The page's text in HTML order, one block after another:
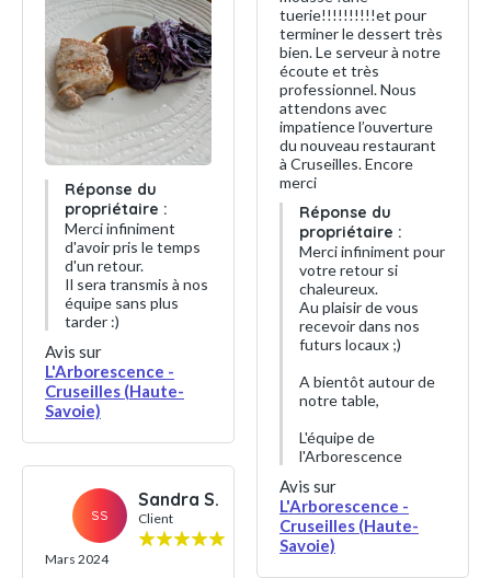
Réponse du
propriétaire :
Merci infiniment
d'avoir pris le temps
d'un retour.
Il sera transmis à nos
équipe sans plus
tarder :)
Avis sur
L'Arborescence -
Cruseilles (Haute-
Savoie)
SS
Sandra S.
Client
Mars 2024
tuerie!!!!!!!!!!et pour
terminer le dessert très
bien. Le serveur à notre
écoute et très
professionnel. Nous
attendons avec
impatience l’ouverture
du nouveau restaurant
à Cruseilles. Encore
merci
Réponse du
propriétaire :
Merci infiniment pour
votre retour si
chaleureux.
Au plaisir de vous
recevoir dans nos
futurs locaux ;)
A bientôt autour de
notre table,
L'équipe de
l'Arborescence
Avis sur
L'Arborescence -
Cruseilles (Haute-
Savoie)